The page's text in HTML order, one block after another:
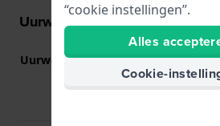
Uurwerk informatie
Uurwerk nr.
“cookie instellingen”.
Alles
Cookie-